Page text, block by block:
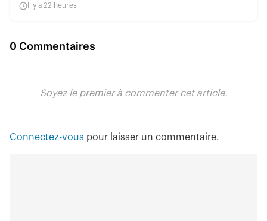
Il y a 22 heures
0 Commentaires
Soyez le premier à commenter cet article.
Connectez-vous pour laisser un commentaire.